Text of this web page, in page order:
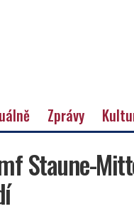
Zprávy
Staune-